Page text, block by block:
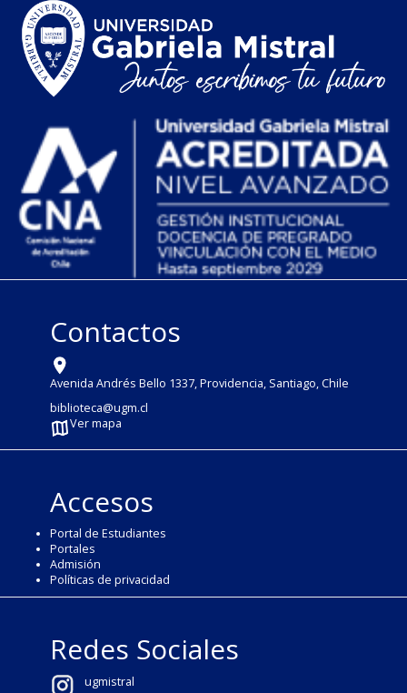
Contactos
Avenida Andrés Bello 1337, Providencia, Santiago, Chile
biblioteca@ugm.cl
Ver mapa
Accesos
Portal de Estudiantes
Portales
Admisión
Políticas de privacidad
Redes Sociales
ugmistral